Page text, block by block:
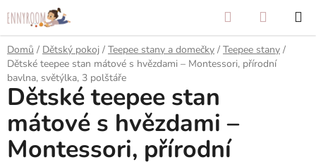
na
obsah
Hledat
KOŠÍK
Domů / Dětský pokoj / Teepee stany a domečky / Teepee stany /
Dětské teepee stan mátové s hvězdami – Montessori, přírodní
bavlna, světýlka, 3 polštáře
Dětské teepee stan
mátové s hvězdami –
Montessori, přírodní